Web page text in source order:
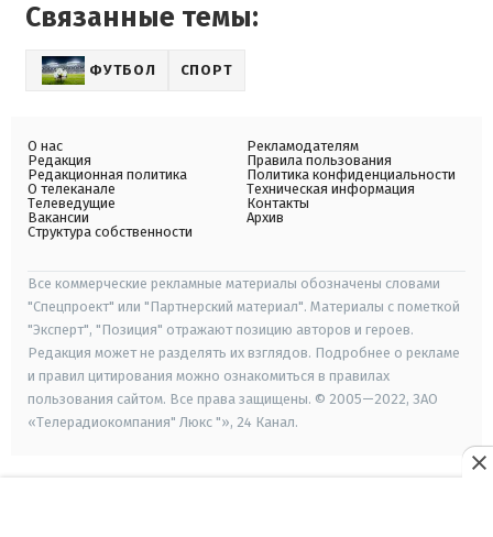
Связанные темы:
ФУТБОЛ СПОРТ
О нас
Редакция
Редакционная политика
О телеканале
Телеведущие
Вакансии
Структура собственности
Рекламодателям
Правила пользования
Политика конфиденциальности
Техническая информация
Контакты
Архив
Все коммерческие рекламные материалы обозначены словами
"Спецпроект" или "Партнерский материал". Материалы с пометкой
"Эксперт", "Позиция" отражают позицию авторов и героев.
Редакция может не разделять их взглядов. Подробнее о рекламе
и правил цитирования можно ознакомиться в правилах
пользования сайтом. Все права защищены. © 2005—2022, ЗАО
«Телерадиокомпания" Люкс "», 24 Канал.